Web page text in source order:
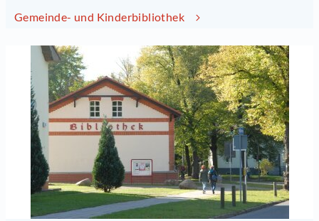
Gemeinde- und Kinderbibliothek